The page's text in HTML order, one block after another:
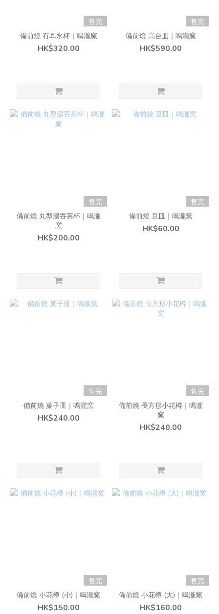
售完
備前燒 有耳水杯｜鳴瀧窯
HK$320.00
售完
備前燒 高台皿｜鳴瀧窯
HK$590.00
售完
備前燒 丸型湯吞茶杯｜鳴瀧
窯
HK$200.00
售完
備前燒 豆皿｜鳴瀧窯
HK$60.00
售完
備前燒 菓子皿｜鳴瀧窯
HK$240.00
售完
備前燒 長方形小花樽｜鳴瀧
窯
HK$240.00
售完
備前燒 小花樽 (小)｜鳴瀧窯
HK$150.00
售完
備前燒 小花樽 (大)｜鳴瀧窯
HK$160.00